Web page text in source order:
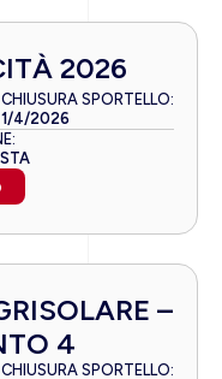
2026
CHIUSURA SPORTELLO:
1/4/2026
–
4
CHIUSURA SPORTELLO: